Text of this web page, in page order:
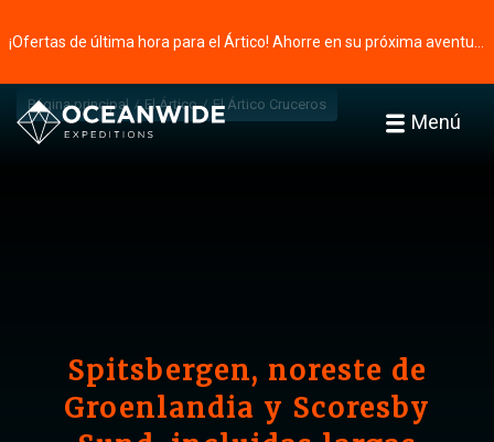
Menú
Página principal El Ártico El Ártico Cruceros
Spitsbergen, noreste de
Groenlandia y Scoresby